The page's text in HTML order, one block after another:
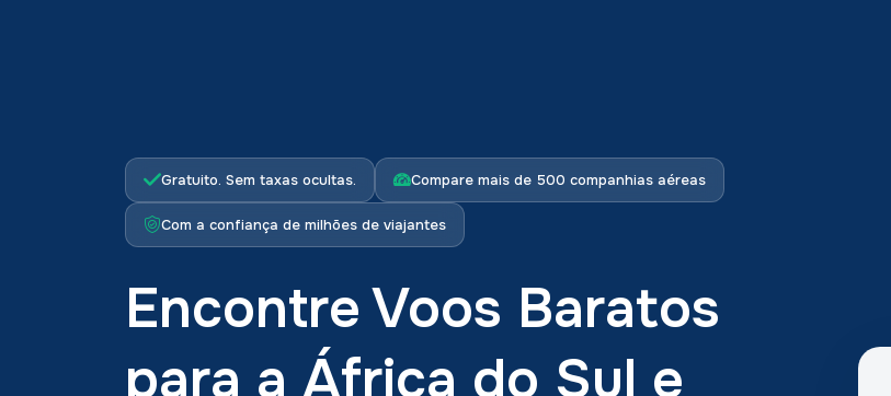
Gratuito. Sem taxas ocultas. Compare mais de 500 companhias aéreas
Com a confiança de milhões de viajantes
Encontre Voos Baratos
para a África do Sul e